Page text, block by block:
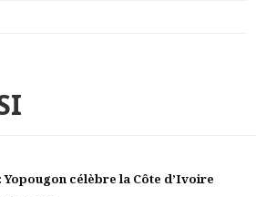
Yopougon célèbre la Côte d’Ivoire